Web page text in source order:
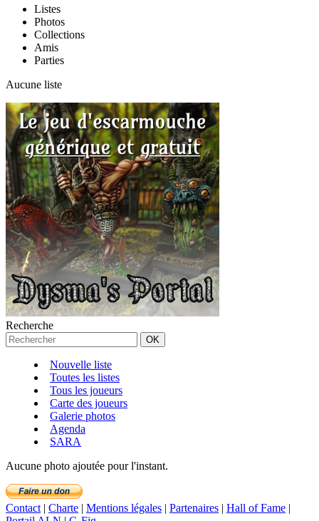
Listes
Photos
Collections
Amis
Parties
Aucune liste
Recherche
Nouvelle liste
Toutes les listes
Tous les joueurs
Carte des joueurs
Galerie photos
Agenda
SARA
Aucune photo ajoutée pour l'instant.
Contact | Charte | Mentions légales | Partenaires | Hall of Fame |